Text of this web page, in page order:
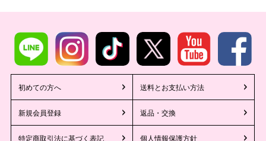
初めての方へ 送料とお支払い方法
新規会員登録 返品・交換
特定商取引法に基づく表記 個人情報保護方針